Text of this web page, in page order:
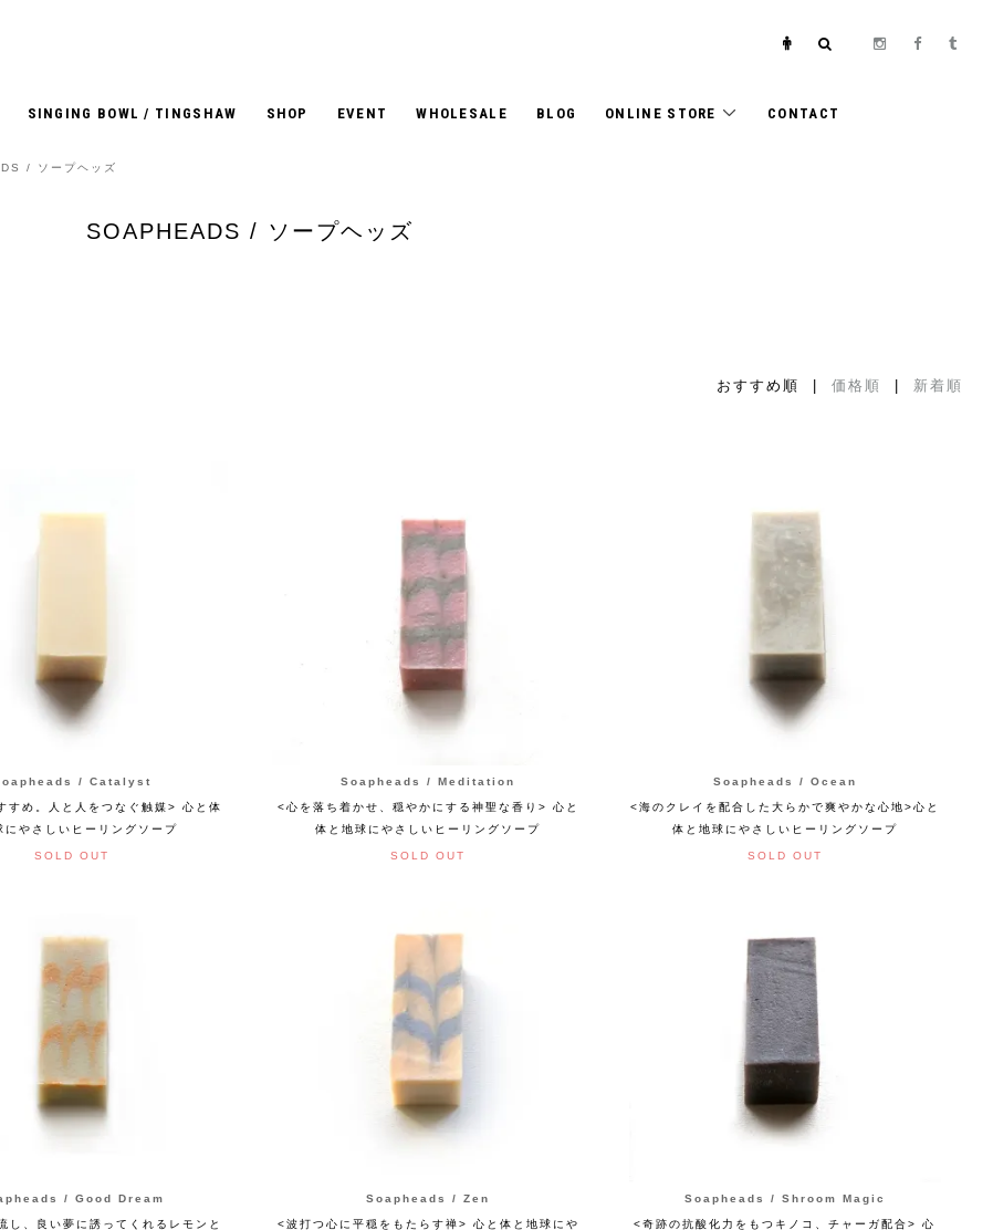
SINGING BOWL / TINGSHAW SHOP EVENT WHOLESALE BLOG ONLINE STORE CONTACT
/ ソープヘッズ
SOAPHEADS / ソープヘッズ
おすすめ順 |価格順 新着順
/ Catalyst
すめ。人と人をつなぐ触媒> 心と体
にやさしいヒーリングソープ
SOLD OUT
Soapheads / Meditation
<心を落ち着かせ、穏やかにする神聖な香り> 心と
体と地球にやさしいヒーリングソープ
SOLD OUT
Soapheads / Ocean
<海のクレイを配合した大らかで爽やかな心地>心と
体と地球にやさしいヒーリングソープ
SOLD OUT
/ Good Dream
し、良い夢に誘ってくれるレモンと
Soapheads / Zen
<波打つ心に平穏をもたらす禅> 心と体と地球にや
Soapheads / Shroom Magic
<奇跡の抗酸化力をもつキノコ、チャーガ配合> 心